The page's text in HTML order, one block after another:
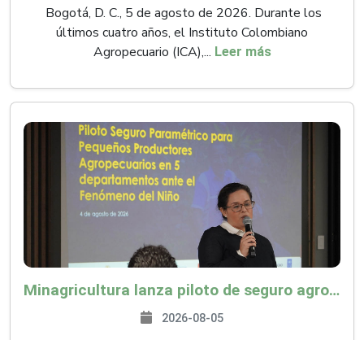
Bogotá, D. C., 5 de agosto de 2026. Durante los
últimos cuatro años, el Instituto Colombiano
Agropecuario (ICA),... Leer más
Minagricultura lanza piloto de seguro agropecuario por $9.625 millones para proteger a más de 14.000 pequeños productores contra riesgos del Fenómeno de El Niño
2026-08-05